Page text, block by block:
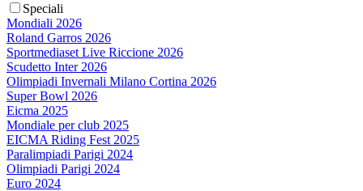
Speciali
Mondiali 2026
Roland Garros 2026
Sportmediaset Live Riccione 2026
Scudetto Inter 2026
Olimpiadi Invernali Milano Cortina 2026
Super Bowl 2026
Eicma 2025
Mondiale per club 2025
EICMA Riding Fest 2025
Paralimpiadi Parigi 2024
Olimpiadi Parigi 2024
Euro 2024